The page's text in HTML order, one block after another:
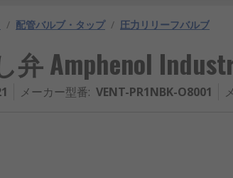
/ 配管バルブ・タップ / 圧力リリーフバルブ
弁 Amphenol
メーカー型番: VENT-PR1NBK-O8001